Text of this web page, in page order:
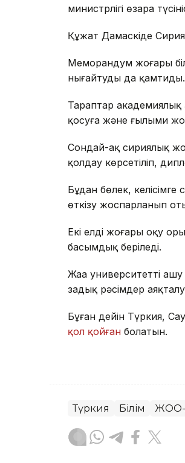
министрлігі өзара
Құжат Дамаскіде
Меморандум жоғары
нығайтуды да қамтиды.
Тараптар академиялық
қосуға және ғылыми
Сондай-ақ сириялық
қолдау көрсетіліп,
Бұдан бөлек,
өткізу жоспарланып
Екі елдің жоғары оқу
басымдық беріледі.
Жаңа университетті
заңдық рәсімдер
Бұған дейін Түркия,
қол қойған болатын.
Түркия Білім ЖОО-